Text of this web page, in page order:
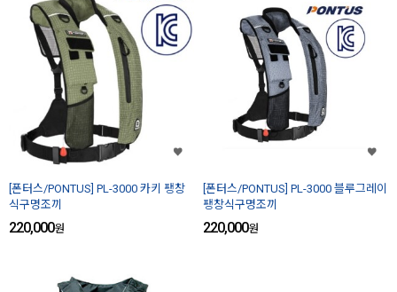
[폰터스/PONTUS] PL-3000 카키 팽창
식구명조끼
220,000원
[폰터스/PONTUS] PL-3000 블루그레이
팽창식구명조끼
220,000원